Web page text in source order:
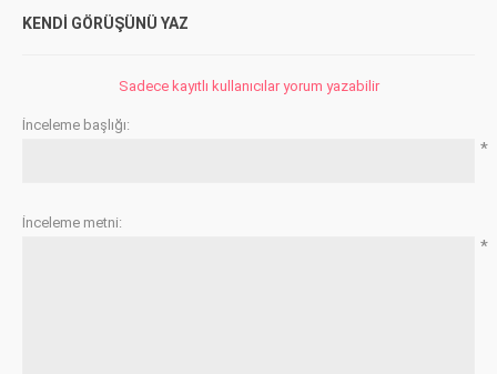
KENDI GÖRÜŞÜNÜ YAZ
Sadece kayıtlı kullanıcılar yorum yazabilir
İnceleme başlığı:
*
İnceleme metni:
*